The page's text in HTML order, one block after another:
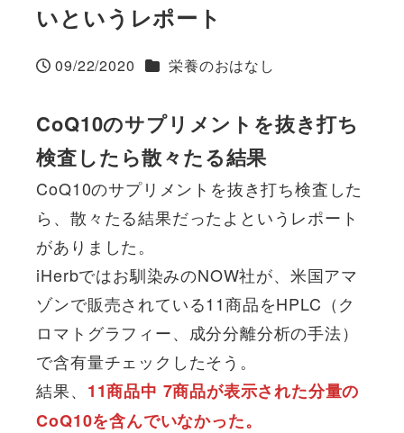
いというレポート
投稿日
09/22/2020 カテゴリー
栄養のおはなし
CoQ10のサプリメントを抜き打ち
検査したら散々たる結果
CoQ10のサプリメントを抜き打ち検査した
ら、散々たる結果だったよというレポート
がありました。
iHerbではお馴染みのNOW社が、米国アマ
ゾンで販売されている11商品をHPLC（ク
ロマトグラフィー、成分分離分析の手法）
で含有量チェックしたそう。
結果、 11商品中 7商品が表示された分量の
CoQ10を含んでいなかった。